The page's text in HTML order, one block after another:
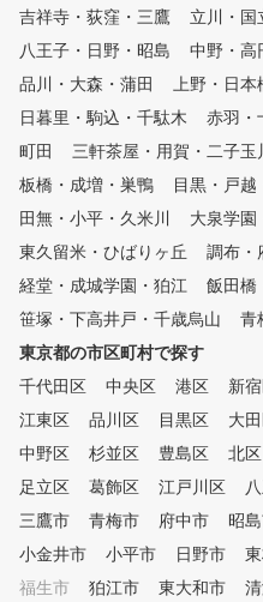
吉祥寺・荻窪・三鷹
立川・国
八王子・日野・昭島
中野・高
品川・大森・蒲田
上野・日本
日暮里・駒込・千駄木
赤羽・
町田
三軒茶屋・用賀・二子玉
板橋・成増・巣鴨
目黒・戸越
田無・小平・久米川
大泉学園
東久留米・ひばりヶ丘
調布・
経堂・成城学園・狛江
飯田橋
笹塚・下高井戸・千歳烏山
青
東京都の市区町村で探す
千代田区
中央区 港区 新
江東区
品川区 目黒区 大
中野区
杉並区 豊島区 北区
足立区
葛飾区 江戸川区
三鷹市
青梅市 府中市 昭
小金井市
小平市 日野市
福生市
狛江市 東大和市